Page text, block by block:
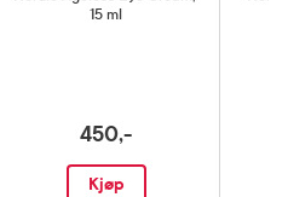
15 ml
450,-
Kjøp